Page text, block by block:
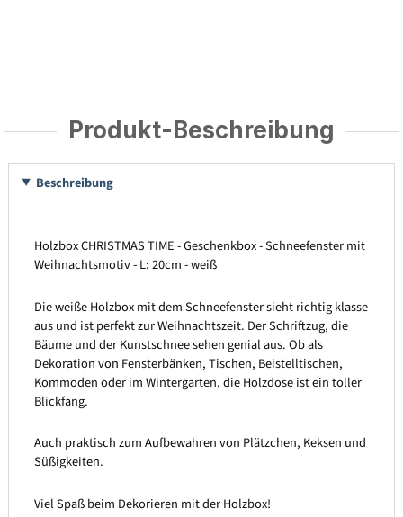
Produkt-Beschreibung
Beschreibung
Holzbox CHRISTMAS TIME - Geschenkbox - Schneefenster mit
Weihnachtsmotiv - L: 20cm - weiß
Die weiße Holzbox mit dem Schneefenster sieht richtig klasse
aus und ist perfekt zur Weihnachtszeit. Der Schriftzug, die
Bäume und der Kunstschnee sehen genial aus. Ob als
Dekoration von Fensterbänken, Tischen, Beistelltischen,
Kommoden oder im Wintergarten, die Holzdose ist ein toller
Blickfang.
Auch praktisch zum Aufbewahren von Plätzchen, Keksen und
Süßigkeiten.
Viel Spaß beim Dekorieren mit der Holzbox!